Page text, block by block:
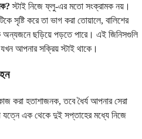
স্টাই নিজে ফ্লু-এর মতো সংক্রামক নয়।
সৃষ্টি করে তা ভাগ করা তোয়ালে, বালিশের
ছড়িয়ে পড়তে পারে। এই জিনিসগুলি
আপনার সক্রিয় স্টাই থাকে।
করা হতাশাজনক, তবে ধৈর্য আপনার সেরা
যত্নে এক থেকে দুই সপ্তাহের মধ্যে নিজে